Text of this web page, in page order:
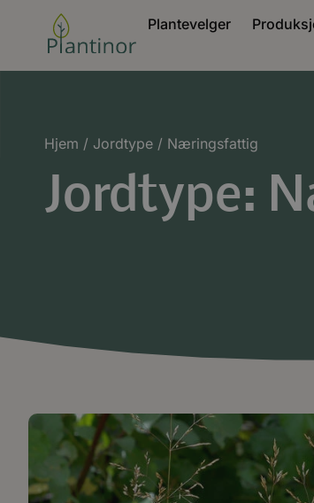
Plantevelger
Hjem / Jordtype / Næringsfattig
Jordtype: